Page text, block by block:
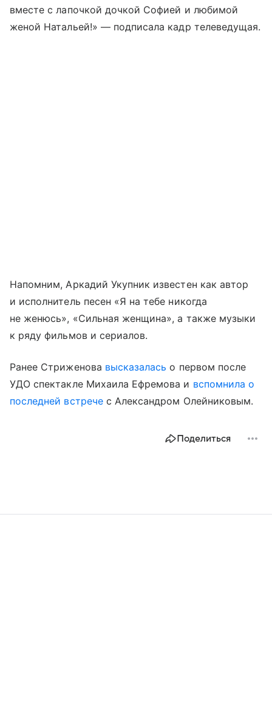
вместе с лапочкой дочкой Софией и любимой
женой Натальей!» — подписала кадр телеведущая.
Напомним, Аркадий Укупник известен как автор
и исполнитель песен «Я на тебе никогда
не женюсь», «Сильная женщина», а также музыки
к ряду фильмов и сериалов.
Ранее Стриженова высказалась о первом после
УДО спектакле Михаила Ефремова и вспомнила о
последней встречес Александром Олейниковым.
Поделиться